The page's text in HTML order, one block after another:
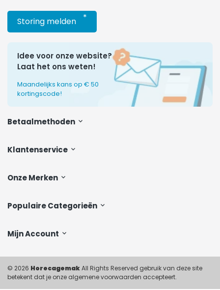
Klantenservice
Onze Merken
Populaire Categorieën
Mijn Account
Storing melden *
Idee voor onze website?
Laat het ons weten!
Maandelijks kans op € 50
kortingscode!
Betaalmethoden
© 2026 HorecagemakAll Rights Reserved gebruik van deze site
betekent dat je onze algemene voorwaarden accepteert.